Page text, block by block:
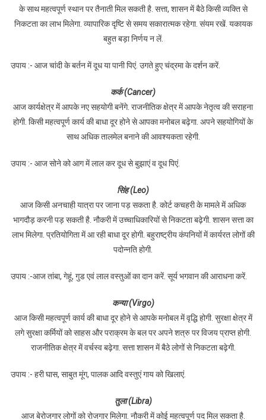
के साथ महत्वपूर्ण स्थान पर तैनाती मिल सकती है. सत्ता, शासन में बैठे किसी व्यक्ति से
निकटता का लाभ मिलेगा. व्यापारिक दृष्टि से समय सकारात्मक रहेगा. संयम रखें. यकायक
बहुत बड़ा निर्णय न लें.
उपाय :- आज चांदी के बर्तन में दूध या पानी पिएं. उगते हुए चंद्रमा के दर्शन करें.
कर्क (Cancer)
आज कार्यक्षेत्र में आपके नए सहयोगी बनेंगे. राजनीतिक क्षेत्र में आपके नेतृत्व की सराहना
होगी. किसी महत्वपूर्ण कार्य की बाधा दूर होने से आपका मनोबल बढ़ेगा. अपने सहयोगियों के
साथ अधिक तालमेल बनाने की आवश्यकता रहेगी.
उपाय :- आज सोने को आग में लाल कर दूध से बुझाएं व दूध पिएं.
सिंह (Leo)
आज किसी अनचाही यात्रा पर जाना पड़ सकता है. कोर्ट कचहरी के मामले में अधिक
भागदौड़ करनी पड़ सकती है. नौकरी में उच्चाधिकारियों से निकटता बढ़ेगी. शासन सत्ता का
लाभ मिलेगा. प्रतियोगिता में आ रही बाधा दूर होगी. बहुराष्ट्रीय कंपनियों में कार्यरत लोगों की
पदोन्नति होगी.
उपाय :-आज तांबा, गेहूं, गुड एवं लाल वस्तुओं का दान करें. सूर्य भगवान की आराधना करें.
कन्या (Virgo)
आज किसी महत्वपूर्ण कार्य की बाधा दूर होने से आपके मनोबल में वृद्धि होगी. सुरक्षा क्षेत्र में
लगे सुरक्षा कर्मियों को साहस और पराक्रम के बल पर अपने शत्रु पर विजय प्राप्त होगी.
राजनीतिक क्षेत्र में वर्चस्व बढ़ेगा. सत्ता शासन में बैठे लोगों से निकटता बढ़ेगी.
उपाय :- हरी घास, साबुत मूंग, पालक आदि वस्तुएं गाय को खिलाएं.
तुला (Libra)
आज बेरोजगार लोगों को रोजगार मिलेगा. नौकरी में कोई महत्वपूर्ण पद मिल सकता है.